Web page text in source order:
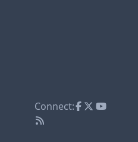
Connect: